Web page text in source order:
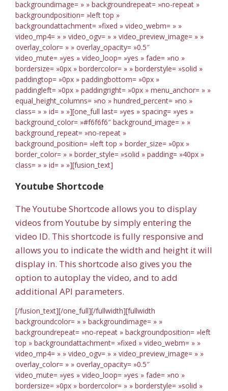
backgroundimage= » » backgroundrepeat= »no-repeat »
backgroundposition= »left top »
backgroundattachment= »fixed » video_webm= » »
video_mp4= » » video_ogv= » » video_preview_image= » »
overlay_color= » » overlay_opacity= »0.5″
video_mute= »yes » video_loop= »yes » fade= »no »
bordersize= »0px » bordercolor= » » borderstyle= »solid »
paddingtop= »0px » paddingbottom= »0px »
paddingleft= »0px » paddingright= »0px » menu_anchor= » »
equal_height_columns= »no » hundred_percent= »no »
class= » » id= » »][one_full last= »yes » spacing= »yes »
background_color= »#f6f6f6″ background_image= » »
background_repeat= »no-repeat »
background_position= »left top » border_size= »0px »
border_color= » » border_style= »solid » padding= »40px »
class= » » id= » »][fusion_text]
Youtube Shortcode
The Youtube Shortcode allows you to display
videos from Youtube by simply entering the
video ID. This shortcode is fully responsive and
allows you to indicate the width and height it will
display in. This shortcode also gives you the
option to autoplay the video, and to add
additional API parameters.
[/fusion_text][/one_full][/fullwidth][fullwidth
backgroundcolor= » » backgroundimage= » »
backgroundrepeat= »no-repeat » backgroundposition= »left
top » backgroundattachment= »fixed » video_webm= » »
video_mp4= » » video_ogv= » » video_preview_image= » »
overlay_color= » » overlay_opacity= »0.5″
video_mute= »yes » video_loop= »yes » fade= »no »
bordersize= »0px » bordercolor= » » borderstyle= »solid »